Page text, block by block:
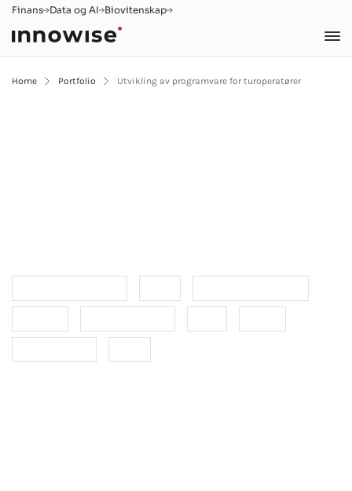
Finans Data og AI Biovitenskap
Home Portfolio Utvikling av programvare for turoperatører